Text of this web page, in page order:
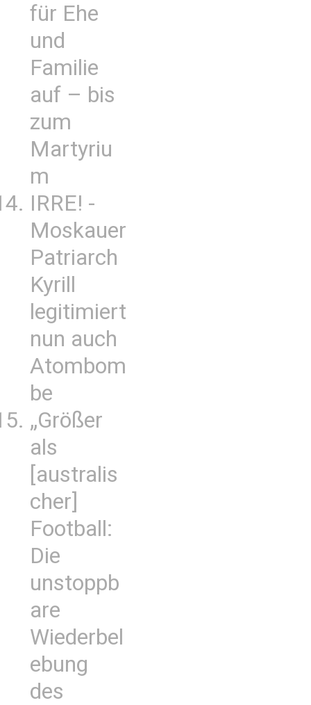
für Ehe
und
Familie
auf – bis
zum
Martyriu
m
IRRE! -
Moskauer
Patriarch
Kyrill
legitimiert
nun auch
Atombom
be
„Größer
als
[australis
cher]
Football:
Die
unstoppb
are
Wiederbel
ebung
des